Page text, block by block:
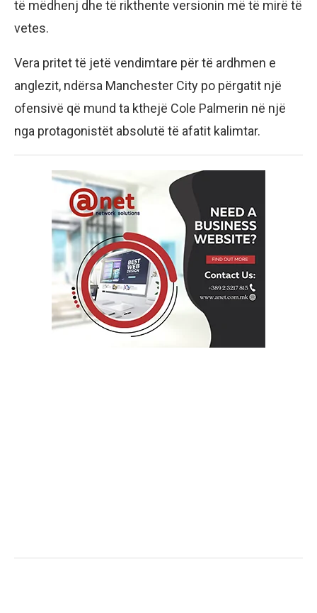
të mëdhenj dhe të rikthente versionin më të mirë të
vetes.
Vera pritet të jetë vendimtare për të ardhmen e
anglezit, ndërsa Manchester City po përgatit një
ofensivë që mund ta kthejë Cole Palmerin në një
nga protagonistët absolutë të afatit kalimtar.